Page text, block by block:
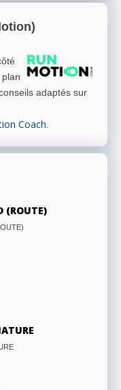
adaptés sur
Coach
(ROUTE)